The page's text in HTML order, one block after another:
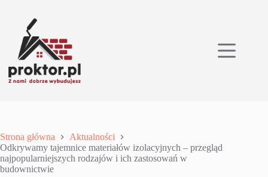
Strona główna
Aktualności
Odkrywamy tajemnice materiałów izolacyjnych – przegląd
najpopularniejszych rodzajów i ich zastosowań w
budownictwie